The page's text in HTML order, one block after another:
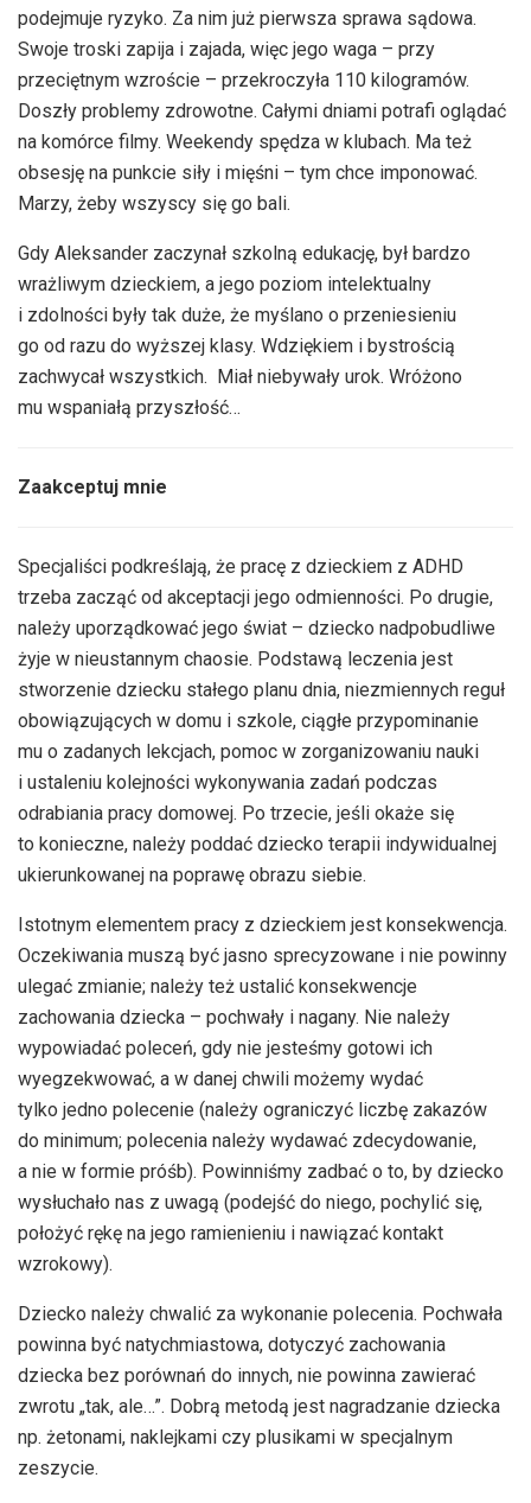
podejmuje ryzyko. Za nim już pierwsza sprawa sądowa.
Swoje troski zapija i zajada, więc jego waga – przy
przeciętnym wzroście – przekroczyła 110 kilogramów.
Doszły problemy zdrowotne. Całymi dniami potrafi oglądać
na komórce filmy. Weekendy spędza w klubach. Ma też
obsesję na punkcie siły i mięśni – tym chce imponować.
Marzy, żeby wszyscy się go bali.
Gdy Aleksander zaczynał szkolną edukację, był bardzo
wrażliwym dzieckiem, a jego poziom intelektualny
i zdolności były tak duże, że myślano o przeniesieniu
go od razu do wyższej klasy. Wdziękiem i bystrością
zachwycał wszystkich. Miał niebywały urok. Wróżono
mu wspaniałą przyszłość…
Zaakceptuj mnie
Specjaliści podkreślają, że pracę z dzieckiem z ADHD
trzeba zacząć od akceptacji jego odmienności. Po drugie,
należy uporządkować jego świat – dziecko nadpobudliwe
żyje w nieustannym chaosie. Podstawą leczenia jest
stworzenie dziecku stałego planu dnia, niezmiennych reguł
obowiązujących w domu i szkole, ciągłe przypominanie
mu o zadanych lekcjach, pomoc w zorganizowaniu nauki
i ustaleniu kolejności wykonywania zadań podczas
odrabiania pracy domowej. Po trzecie, jeśli okaże się
to konieczne, należy poddać dziecko terapii indywidualnej
ukierunkowanej na poprawę obrazu siebie.
Istotnym elementem pracy z dzieckiem jest konsekwencja.
Oczekiwania muszą być jasno sprecyzowane i nie powinny
ulegać zmianie; należy też ustalić konsekwencje
zachowania dziecka – pochwały i nagany. Nie należy
wypowiadać poleceń, gdy nie jesteśmy gotowi ich
wyegzekwować, a w danej chwili możemy wydać
tylko jedno polecenie (należy ograniczyć liczbę zakazów
do minimum; polecenia należy wydawać zdecydowanie,
a nie w formie próśb). Powinniśmy zadbać o to, by dziecko
wysłuchało nas z uwagą (podejść do niego, pochylić się,
położyć rękę na jego ramienieniu i nawiązać kontakt
wzrokowy).
Dziecko należy chwalić za wykonanie polecenia. Pochwała
powinna być natychmiastowa, dotyczyć zachowania
dziecka bez porównań do innych, nie powinna zawierać
zwrotu „tak, ale…”. Dobrą metodą jest nagradzanie dziecka
np. żetonami, naklejkami czy plusikami w specjalnym
zeszycie.